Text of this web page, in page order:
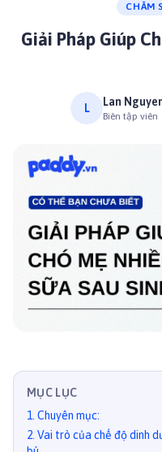
CHĂM
Giải Pháp Giúp
L Lan
Biên tập viên
MỤC LỤC
1 Chuyên mục:
2 Vai trò của chế độ dinh